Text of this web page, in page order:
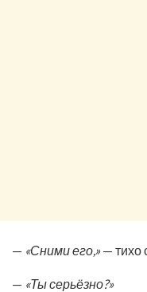
— «Сними его,»— тихо
— «Ты серьёзно?»